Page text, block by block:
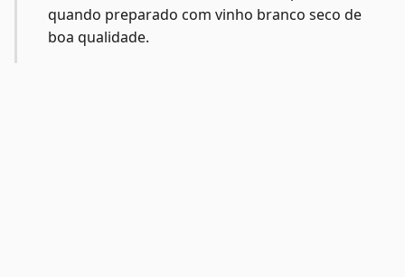
quando preparado com vinho branco seco de
boa qualidade.